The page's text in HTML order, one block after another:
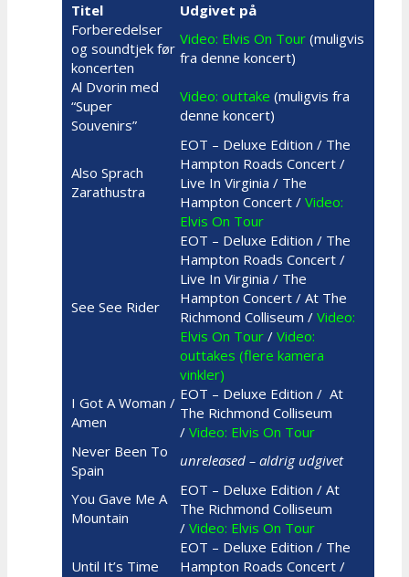
Titel
Udgivet på
Forberedelser
og soundtjek før
koncerten
Video: Elvis On Tour (muligvis
fra denne koncert)
Al Dvorin med
“Super
Souvenirs”
Video: outtake (muligvis fra
denne koncert)
Also Sprach
Zarathustra
EOT – Deluxe Edition / The
Hampton Roads Concert /
Live In Virginia / The
Hampton Concert / Video:
Elvis On Tour
See See Rider
EOT – Deluxe Edition / The
Hampton Roads Concert /
Live In Virginia / The
Hampton Concert / At The
Richmond Colliseum / Video:
Elvis On Tour / Video:
outtakes (flere kamera
vinkler)
I Got A Woman /
Amen
EOT – Deluxe Edition / At
The Richmond Colliseum
/ Video: Elvis On Tour
Never Been To
Spain
unreleased – aldrig udgivet
You Gave Me A
Mountain
EOT – Deluxe Edition / At
The Richmond Colliseum
/ Video: Elvis On Tour
Until It’s Time
EOT – Deluxe Edition / The
Hampton Roads Concert /